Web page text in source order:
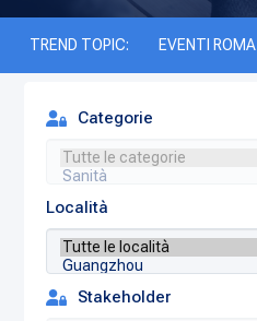
TREND TOPIC: EVENTI ROMA
Categorie
Località
Stakeholder